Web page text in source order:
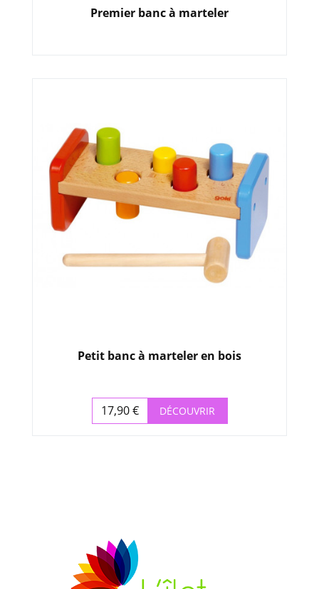
Premier banc à marteler
Petit banc à marteler en bois
Prix
17,90 € DÉCOUVRIR